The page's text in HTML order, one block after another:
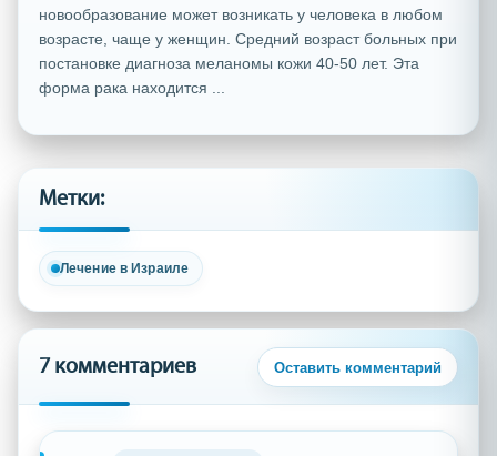
новообразование может возникать у человека в любом
возрасте, чаще у женщин. Средний возраст больных при
постановке диагноза меланомы кожи 40-50 лет. Эта
форма рака находится ...
Метки:
Лечение в Израиле
7 комментариев Оставить комментарий